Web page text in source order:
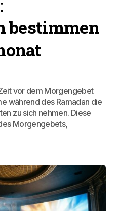
bestimmen
vor dem Morgengebet
während des Ramadan die
zu sich nehmen. Diese
Morgengebets,